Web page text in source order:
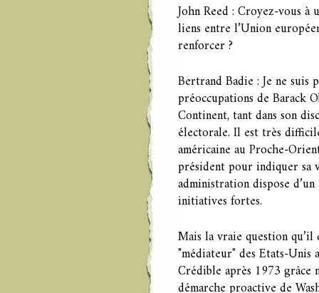
John Reed : Croyez-vous à
liens entre l’Union
renforcer ?
Bertrand Badie : Je ne suis
préoccupations de Barack
Continent, tant dans son
électorale. Il est très
américaine au Proche-
président pour indiquer sa
administration dispose
initiatives fortes.
Mais la vraie question
"médiateur" des Etats-Unis
Crédible après 1973
démarche proactive de